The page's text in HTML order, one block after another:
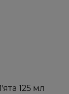
125 мл